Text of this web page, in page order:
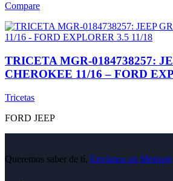
Compare
TRICETA MGR-0184738257:
CHEROKEE 11/16 – FORD
Tricetas
FORD JEEP
Queremos saber de tí, Envíanos un Mensaje